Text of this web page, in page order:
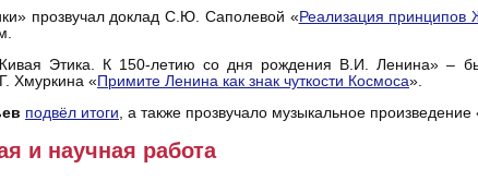
прозвучал доклад С.Ю. Саполевой « Реализация принципов
Этика. К 150-летию со дня рождения В.И. Ленина» –
Хмуркина « Примите Ленина как знак чуткости Космоса».
подвёл итоги , а также прозвучало музыкальное
и научная работа